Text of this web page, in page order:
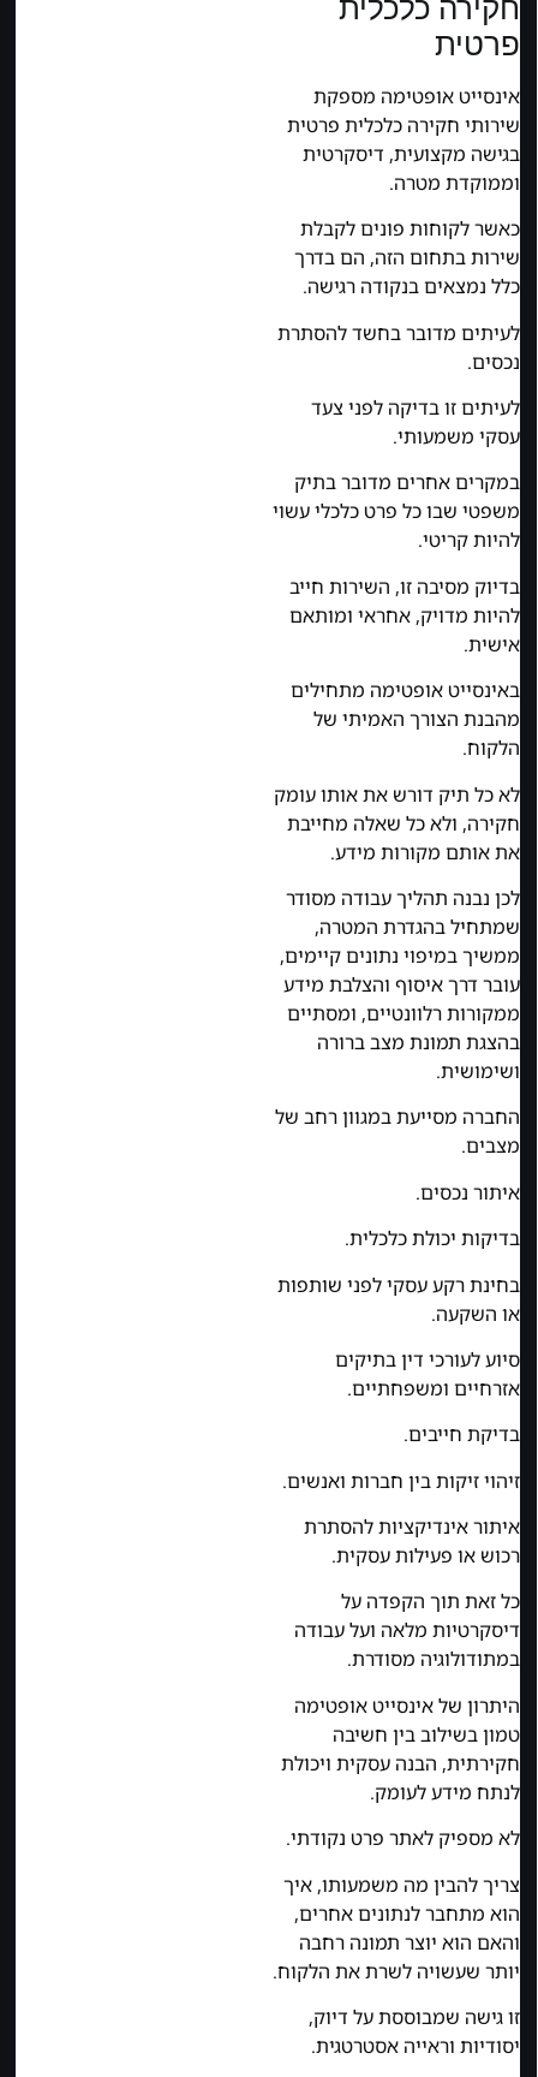
חקירה כלכלית
פרטית
אינסייט אופטימה מספקת
שירותי חקירה כלכלית פרטית
בגישה מקצועית, דיסקרטית
וממוקדת מטרה.
כאשר לקוחות פונים לקבלת
שירות בתחום הזה, הם בדרך
כלל נמצאים בנקודה רגישה.
לעיתים מדובר בחשד להסתרת
נכסים.
לעיתים זו בדיקה לפני צעד
עסקי משמעותי.
במקרים אחרים מדובר בתיק
משפטי שבו כל פרט כלכלי עשוי
להיות קריטי.
בדיוק מסיבה זו, השירות חייב
להיות מדויק, אחראי ומותאם
אישית.
באינסייט אופטימה מתחילים
מהבנת הצורך האמיתי של
הלקוח.
לא כל תיק דורש את אותו עומק
חקירה, ולא כל שאלה מחייבת
את אותם מקורות מידע.
לכן נבנה תהליך עבודה מסודר
שמתחיל בהגדרת המטרה,
ממשיך במיפוי נתונים קיימים,
עובר דרך איסוף והצלבת מידע
ממקורות רלוונטיים, ומסתיים
בהצגת תמונת מצב ברורה
ושימושית.
החברה מסייעת במגוון רחב של
מצבים.
איתור נכסים.
בדיקות יכולת כלכלית.
בחינת רקע עסקי לפני שותפות
או השקעה.
סיוע לעורכי דין בתיקים
אזרחיים ומשפחתיים.
בדיקת חייבים.
זיהוי זיקות בין חברות ואנשים.
איתור אינדיקציות להסתרת
רכוש או פעילות עסקית.
כל זאת תוך הקפדה על
דיסקרטיות מלאה ועל עבודה
במתודולוגיה מסודרת.
היתרון של אינסייט אופטימה
טמון בשילוב בין חשיבה
חקירתית, הבנה עסקית ויכולת
לנתח מידע לעומק.
לא מספיק לאתר פרט נקודתי.
צריך להבין מה משמעותו, איך
הוא מתחבר לנתונים אחרים,
והאם הוא יוצר תמונה רחבה
יותר שעשויה לשרת את הלקוח.
זו גישה שמבוססת על דיוק,
יסודיות וראייה אסטרטגית.